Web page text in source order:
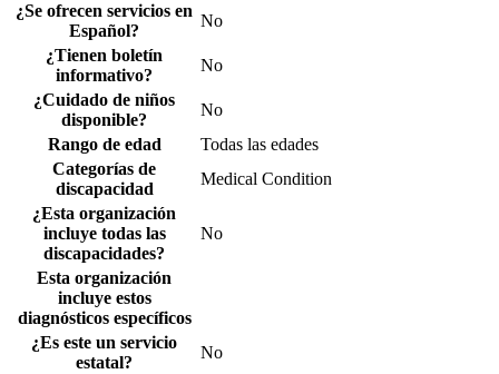
¿Se ofrecen servicios en
Español?
No
¿Tienen boletín
informativo?
No
¿Cuidado de niños
disponible?
No
Rango de edad
Todas las edades
Categorías de
discapacidad
Medical Condition
¿Esta organización
incluye todas las
discapacidades?
No
Esta organización
incluye estos
diagnósticos específicos
¿Es este un servicio
estatal?
No